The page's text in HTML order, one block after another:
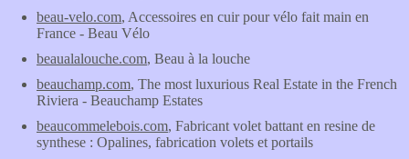
beau-velo.com, Accessoires en cuir pour vélo fait main en
France - Beau Vélo
beaualalouche.com, Beau à la louche
beauchamp.com, The most luxurious Real Estate in the French
Riviera - Beauchamp Estates
beaucommelebois.com, Fabricant volet battant en resine de
synthese : Opalines, fabrication volets et portails